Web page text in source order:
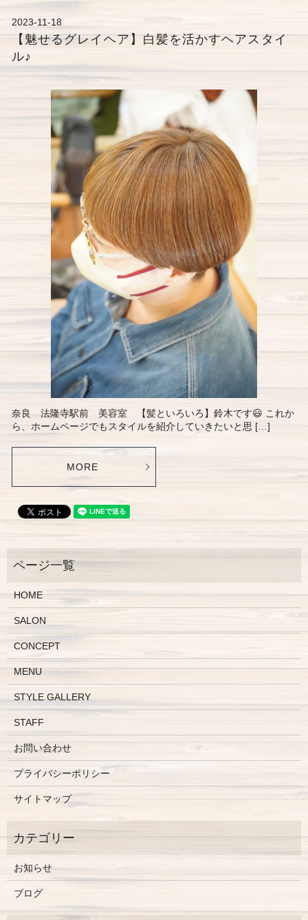
2023-11-18
【魅せるグレイヘア】白髪を活かすヘアスタイ
ル♪
奈良 法隆寺駅前 美容室 【髪といろいろ】鈴木です😃 これか
ら、ホームページでもスタイルを紹介していきたいと思 […]
MORE
HOME
SALON
CONCEPT
MENU
STYLE GALLERY
STAFF
お問い合わせ
プライバシーポリシー
サイトマップ
お知らせ
ブログ